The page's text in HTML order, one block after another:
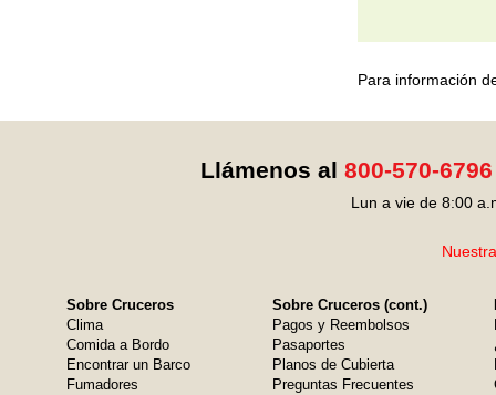
Para información
Llámenos al 800-570-6796
Lun a vie de 8:00
Sobre Cruceros
Clima
Comida a Bordo
Encontrar un Barco
Fumadores
Sobre Cruceros (cont.)
Pagos y Reembolsos
Pasaportes
Planos de Cubierta
Preguntas Frecuentes